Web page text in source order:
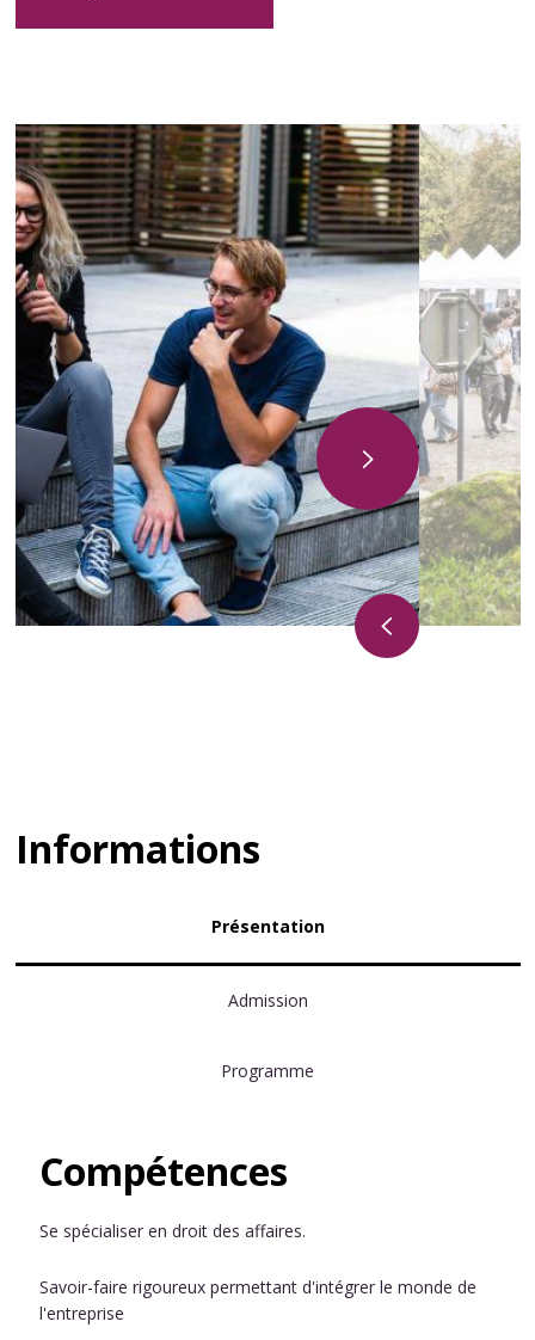
Informations
Présentation
Admission
Programme
Compétences
Se spécialiser en droit des affaires.
Savoir-faire rigoureux permettant d'intégrer le monde de
l'entreprise